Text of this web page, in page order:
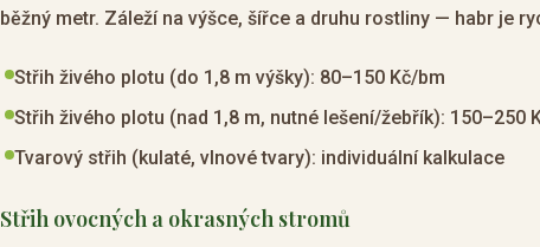
běžný metr. Záleží na výšce, šířce a druhu rostliny — habr je
Střih živého plotu (do 1,8 m výšky): 80–150 Kč/bm
Střih živého plotu (nad 1,8 m, nutné lešení/žebřík): 150–250
Tvarový střih (kulaté, vlnové tvary): individuální kalkulace
Střih ovocných a okrasných stromů